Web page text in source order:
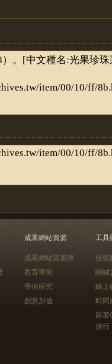
成果網站資源
成果網站資源庫
教育學習
學術研究
創意加值
工具
技術
關鍵
線上
時間
跟
旅行